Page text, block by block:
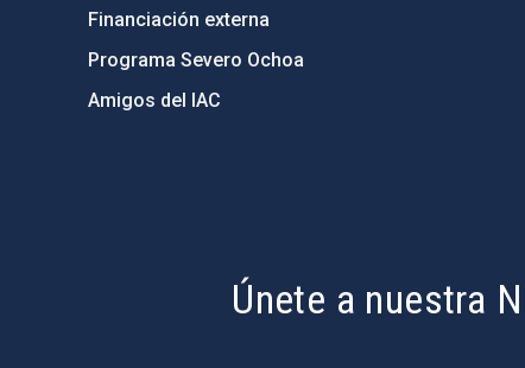
Financiación externa
Programa Severo Ochoa
Amigos del IAC
Únete a nuestra